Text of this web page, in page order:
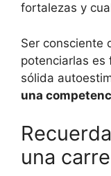
fortalezas y
Ser consciente
potenciarlas es
sólida
una
una